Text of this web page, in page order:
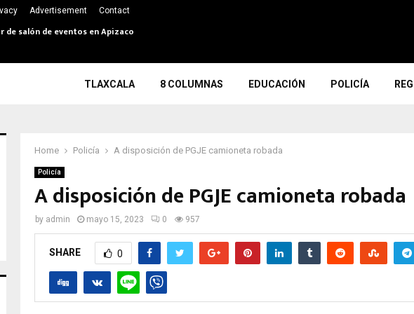
Advertisement Contact
salón de eventos en Apizaco
TLAXCALA 8 COLUMNAS EDUCACIÓN POLICÍA
Home Policía A disposición de PGJE camioneta robada
Policía
A disposición de PGJE camioneta robada
by admin mayo 15, 2023 0 957
SHARE 0